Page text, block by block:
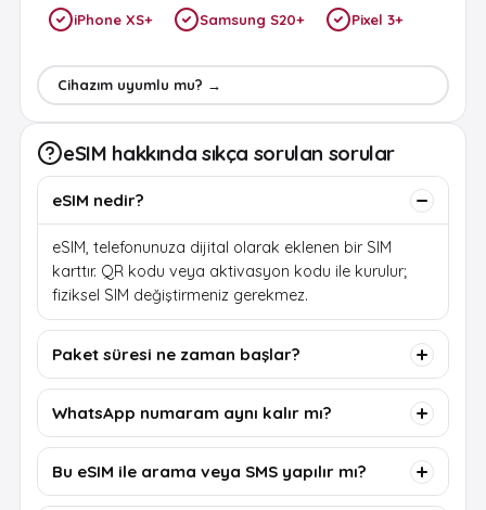
iPhone XS+ Samsung S20+ Pixel 3+
Cihazım uyumlu mu? →
eSIM hakkında sıkça sorulan sorular
eSIM nedir?
eSIM, telefonunuza dijital olarak eklenen bir SIM
karttır. QR kodu veya aktivasyon kodu ile kurulur;
fiziksel SIM değiştirmeniz gerekmez.
Paket süresi ne zaman başlar?
WhatsApp numaram aynı kalır mı?
Bu eSIM ile arama veya SMS yapılır mı?